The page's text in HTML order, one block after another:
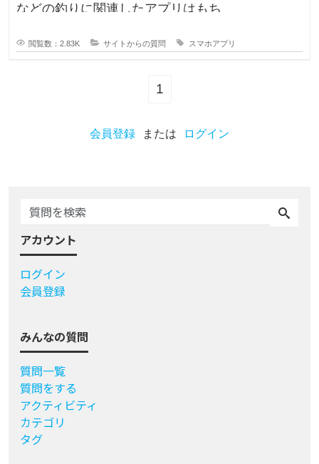
などの釣りに関連したアプリはもち
閲覧数：2.83K サイトからの質問 スマホアプリ
1
会員登録 または ログイン
アカウント
ログイン
会員登録
みんなの質問
質問一覧
質問をする
アクティビティ
カテゴリ
タグ